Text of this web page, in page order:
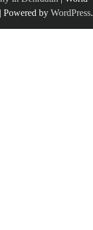
Powered by WordPress.